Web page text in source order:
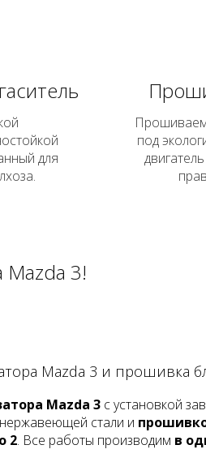
для
Прошиваем
под
Mazda 3!
Mazda 3 и прошивка
Mazda 3с установкой
стали и
2. Все работы производим в